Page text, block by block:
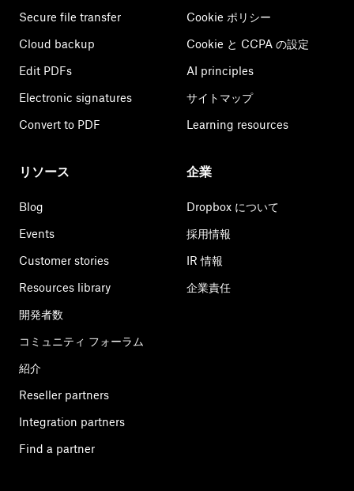
Secure file transfer
Cloud backup
Edit PDFs
Electronic signatures
Convert to PDF
Cookie ポリシー
Cookie と CCPA の設定
AI principles
サイトマップ
Learning resources
リソース
Blog
Events
Customer stories
Resources library
開発者数
コミュニティ フォーラム
紹介
Reseller partners
Integration partners
Find a partner
企業
Dropbox について
採用情報
IR 情報
企業責任